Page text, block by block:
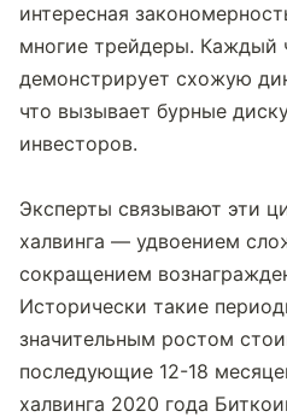
интересная
многие трейдеры. Каждый
демонстрирует схожую
что вызывает бурные
инвесторов.
Эксперты связывают эти
халвинга — удвоением
сокращением
Исторически такие
значительным ростом
последующие 12-18
халвинга 2020 года